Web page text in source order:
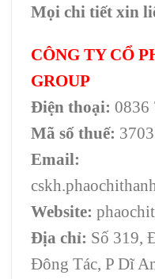
Mọi chi tiết xin
CÔNG TY CỔ
GROUP
Điện thoại: 0836
Mã số thuế:
Email:
Website:
Địa chỉ: Số 319,
Đông Tác, P Dĩ